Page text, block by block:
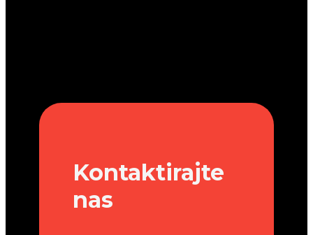
Kontaktirajte
nas